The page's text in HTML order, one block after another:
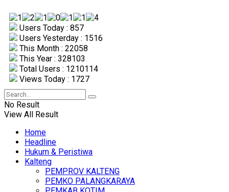
Users Today : 857
Users Yesterday : 1516
This Month : 22058
This Year : 328103
Total Users : 1210114
Views Today : 1727
No Result
View All Result
Home
Headline
Hukum & Peristiwa
Kalteng
PEMPROV KALTENG
PEMKO PALANGKARAYA